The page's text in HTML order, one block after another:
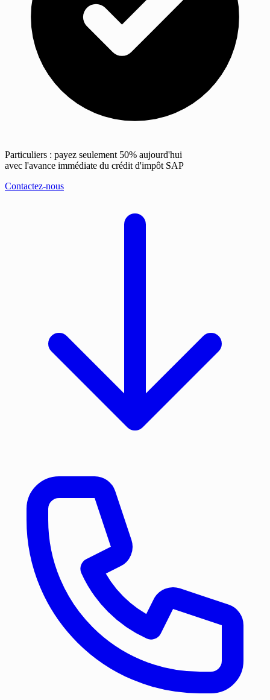
Particuliers : payez seulement 50% aujourd'hui
avec l'avance immédiate du crédit d'impôt SAP
Contactez-nous